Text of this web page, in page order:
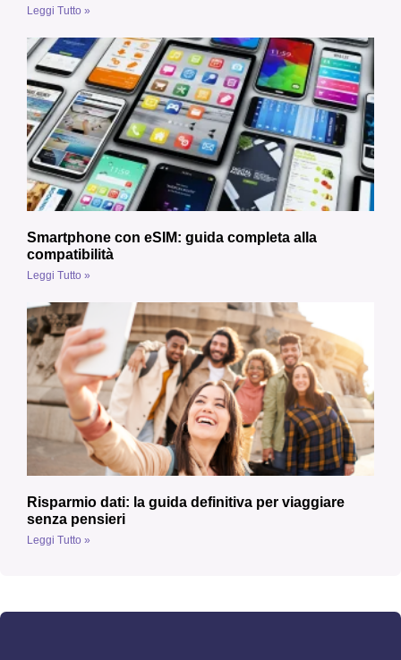
Leggi Tutto »
Smartphone con eSIM: guida completa alla
compatibilità
Leggi Tutto »
Risparmio dati: la guida definitiva per viaggiare
senza pensieri
Leggi Tutto »